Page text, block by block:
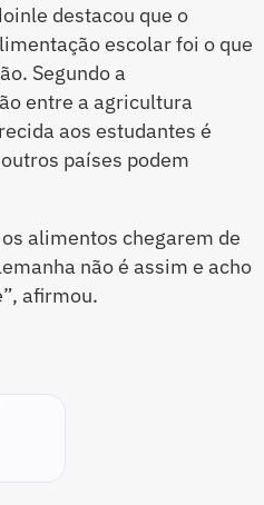
destacou que o
escolar foi o que
Segundo a
entre a agricultura
aos estudantes é
países podem
alimentos chegarem de
não é assim e acho
afirmou.